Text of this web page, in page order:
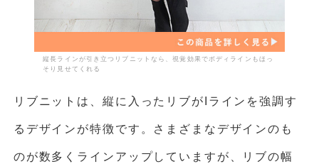
縦長ラインが引き立つリブニットなら、視覚効果でボディラインもほっ
そり見せてくれる
リブニットは、縦に入ったリブがIラインを強調す
るデザインが特徴です。さまざまなデザインのも
のが数多くラインアップしていますが、リブの幅